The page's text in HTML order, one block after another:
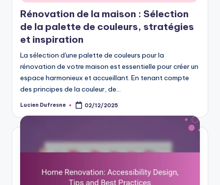
in
Rénovation de la maison : Sélection
de la palette de couleurs, stratégies
et inspiration
La sélection d'une palette de couleurs pour la
rénovation de votre maison est essentielle pour créer un
espace harmonieux et accueillant. En tenant compte
des principes de la couleur, de…
Posted
Lucien Dufresne 02/12/2025